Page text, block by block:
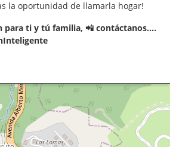
la oportunidad de llamarla hogar!
para ti y tú familia, 📲 contáctanos....